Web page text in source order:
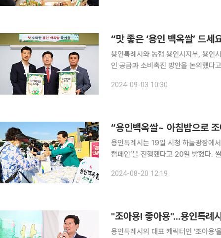
용인특례시와 농협 용인시지부, 용인
인 공급과 소비촉진 방안을 논의했다고 3일 밝혔다. 긴 장마와 무더위에
가안정에 도움이 되도록 적극적으로
2024-09-03 10:30
용인특례시는 19일 시청 하늘광장에
캠페인’을 진행했다고 20일 밝혔다. 쌀 소비촉진을 위해 마련한 이 행사에는 현장에 배치된 푸드트
게 나눠줬다. 이날 준비한 주
2024-08-20 12:19
"조아용! 좋아용"...용인특례
용인특례시의 대표 캐릭터인 '조아용'을 시청사에